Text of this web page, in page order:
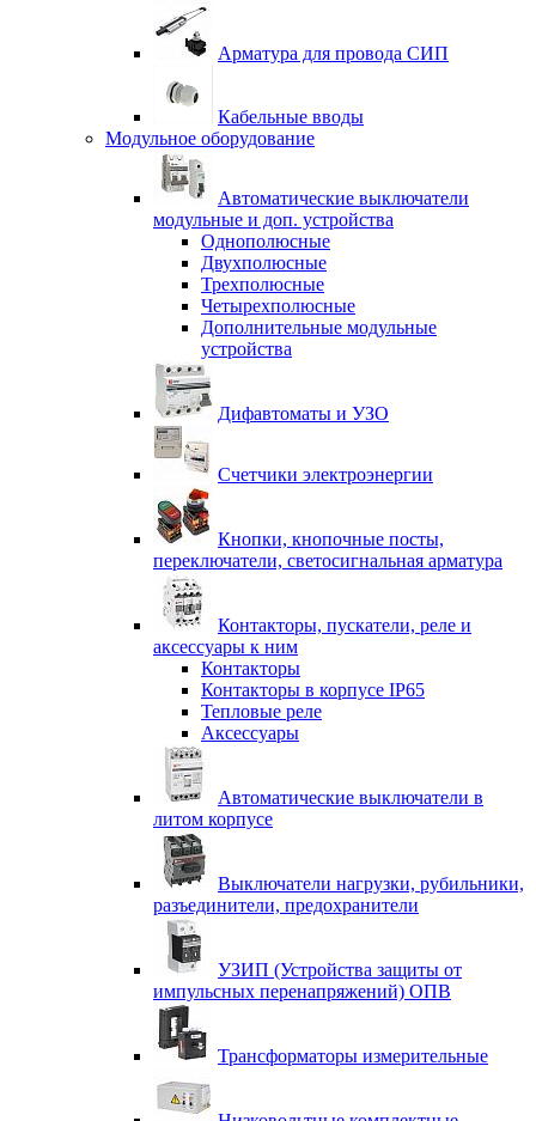
Арматура для провода СИП
Кабельные вводы
Модульное оборудование
Автоматические выключатели
модульные и доп. устройства
Однополюсные
Двухполюсные
Трехполюсные
Четырехполюсные
Дополнительные модульные
устройства
Дифавтоматы и УЗО
Счетчики электроэнергии
Кнопки, кнопочные посты,
переключатели, светосигнальная арматура
Контакторы, пускатели, реле и
аксессуары к ним
Контакторы
Контакторы в корпусе IP65
Тепловые реле
Аксессуары
Автоматические выключатели в
литом корпусе
Выключатели нагрузки, рубильники,
разъединители, предохранители
УЗИП (Устройства защиты от
импульсных перенапряжений) ОПВ
Трансформаторы измерительные